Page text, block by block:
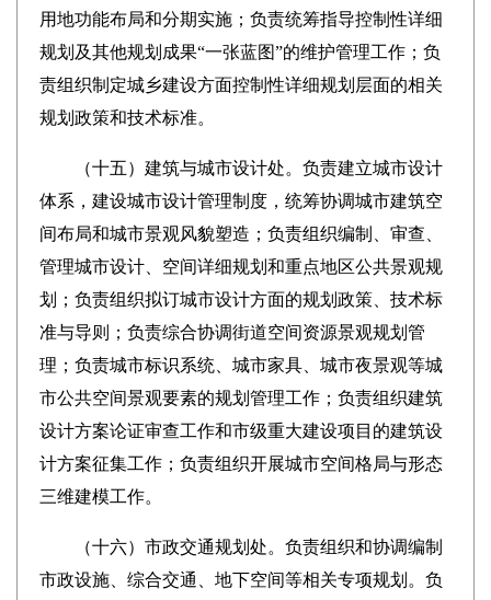
用地功能布局和分期实施；负责统筹指导控制性详细
规划及其他规划成果“一张蓝图”的维护管理工作；负
责组织制定城乡建设方面控制性详细规划层面的相关
规划政策和技术标准。
（十五） 建筑与城市设计处。负责建立城市设计
体系，建设城市设计管理制度，统筹协调城市建筑空
间布局和城市景观风貌塑造；负责组织编制、审查、
管理城市设计、空间详细规划和重点地区公共景观规
划；负责组织拟订城市设计方面的规划政策、技术标
准与导则；负责综合协调街道空间资源景观规划管
理；负责城市标识系统、城市家具、城市夜景观等城
市公共空间景观要素的规划管理工作；负责组织建筑
设计方案论证审查工作和市级重大建设项目的建筑设
计方案征集工作；负责组织开展城市空间格局与形态
三维建模工作。
（十六） 市政交通规划处。 负责组织和协调编制
市政设施、综合交通、地下空间等相关专项规划。负